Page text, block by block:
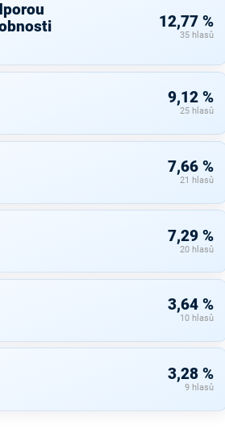
12,77 %
35 hlasů
9,12 %
25 hlasů
7,66 %
21 hlasů
7,29 %
20 hlasů
3,64 %
10 hlasů
3,28 %
9 hlasů